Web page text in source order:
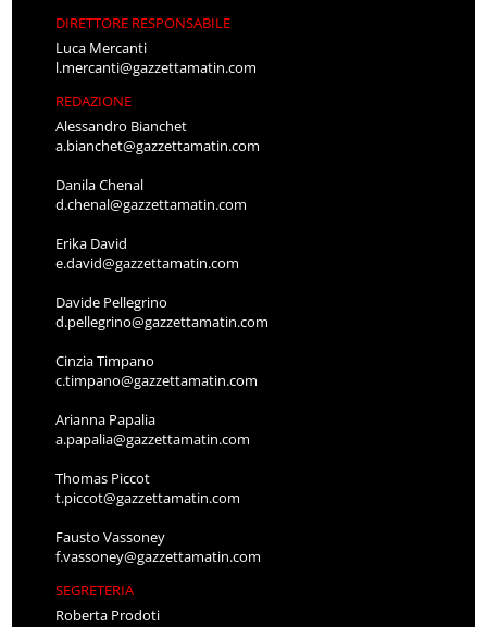
DIRETTORE RESPONSABILE
Luca Mercanti
l.mercanti@gazzettamatin.com
REDAZIONE
Alessandro Bianchet
a.bianchet@gazzettamatin.com
Danila Chenal
d.chenal@gazzettamatin.com
Erika David
e.david@gazzettamatin.com
Davide Pellegrino
d.pellegrino@gazzettamatin.com
Cinzia Timpano
c.timpano@gazzettamatin.com
Arianna Papalia
a.papalia@gazzettamatin.com
Thomas Piccot
t.piccot@gazzettamatin.com
Fausto Vassoney
f.vassoney@gazzettamatin.com
SEGRETERIA
Roberta Prodoti